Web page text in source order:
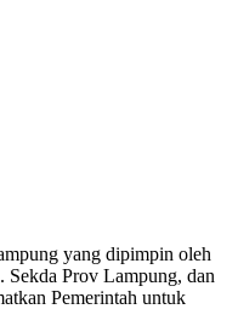
yang dipimpin oleh
Prov Lampung, dan
Pemerintah untuk